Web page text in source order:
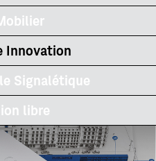
Innovation
Signalétique
libre